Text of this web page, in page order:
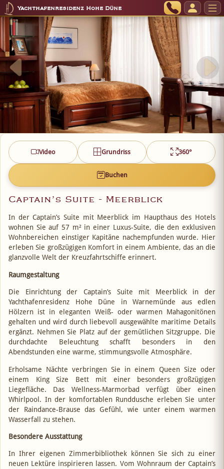
Yachthafenresidenz Hohe Düne
Video Grundriss 360°
Buchen
Captain’s Suite - Meerblick
In der Captain’s Suite mit Meerblick im Haupthaus des Hotels
wohnen Sie auf 57 m² in einer Luxus-Suite, die den exklusiven
Wohnbereichen einstiger Kapitäne nachempfunden wurde. Hier
erleben Sie großzügigen Komfort in einem Ambiente, das an die
glanzvolle Welt der Kreuzfahrtschiffe erinnert.
Raumgestaltung
Die Einrichtung der Captain’s Suite mit Meerblick in der
Yachthafenresidenz Hohe Düne in Warnemünde aus edlen
Hölzern ist in eleganten Weiß- oder warmen Mahagonitönen
gehalten und wird durch liebevoll ausgewählte maritime Details
ergänzt. Nehmen Sie Platz auf der gemütlichen Sitzgruppe. Die
durchdachte Beleuchtung schafft besonders in den
Abendstunden eine warme, stimmungsvolle Atmosphäre.
Erholsame Nächte verbringen Sie in einem Queen Size oder
einem King Size Bett mit einer besonders großzügigen
Liegefläche. Das Wellness-Marmorbad verfügt über einen
Whirlpool. In der komfortablen Runddusche erleben Sie unter
der Raindance-Brause das Gefühl, wie unter einem warmen
Wasserfall zu stehen.
Besondere Ausstattung
In Ihrer eigenen Zimmerbibliothek können Sie sich zu einer
neuen Lektüre inspirieren lassen. Vom Wohnraum der Captain’s